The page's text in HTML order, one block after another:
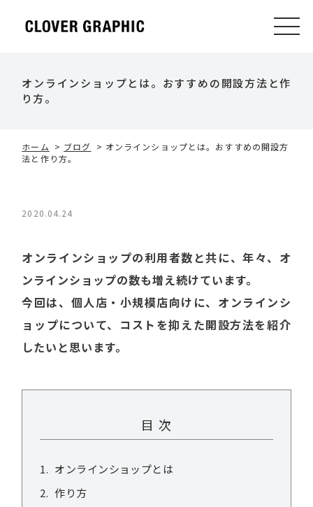
オンラインショップとは。おすすめの開設方法と作
り方。
ホーム > ブログ > オンラインショップとは。おすすめの開設方
法と作り方。
2020.04.24
オンラインショップの利用者数と共に、年々、オ
ンラインショップの数も増え続けています。
今回は、個人店・小規模店向けに、オンラインシ
ョップについて、コストを抑えた開設方法を紹介
したいと思います。
目 次
オンラインショップとは
作り方